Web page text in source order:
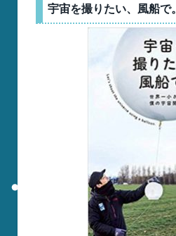
宇宙を撮りたい、風船で。